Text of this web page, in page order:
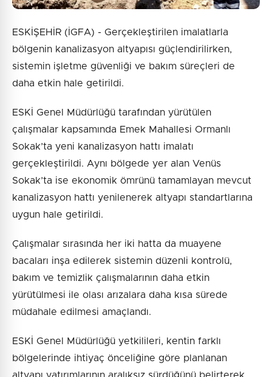
ESKİŞEHİR (İGFA) - Gerçekleştirilen imalatlarla
bölgenin kanalizasyon altyapısı güçlendirilirken,
sistemin işletme güvenliği ve bakım süreçleri de
daha etkin hale getirildi.
ESKİ Genel Müdürlüğü tarafından yürütülen
çalışmalar kapsamında Emek Mahallesi Ormanlı
Sokak’ta yeni kanalizasyon hattı imalatı
gerçekleştirildi. Aynı bölgede yer alan Venüs
Sokak’ta ise ekonomik ömrünü tamamlayan mevcut
kanalizasyon hattı yenilenerek altyapı standartlarına
uygun hale getirildi.
Çalışmalar sırasında her iki hatta da muayene
bacaları inşa edilerek sistemin düzenli kontrolü,
bakım ve temizlik çalışmalarının daha etkin
yürütülmesi ile olası arızalara daha kısa sürede
müdahale edilmesi amaçlandı.
ESKİ Genel Müdürlüğü yetkilileri, kentin farklı
bölgelerinde ihtiyaç önceliğine göre planlanan